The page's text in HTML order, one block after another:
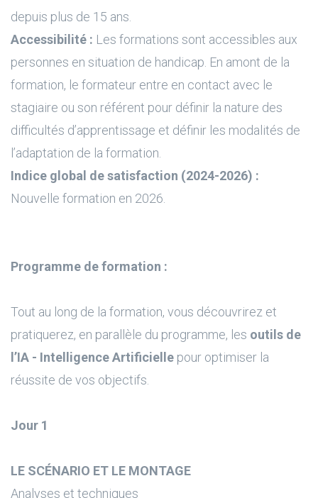
depuis plus de 15 ans.
Accessibilité : Les formations sont accessibles aux
personnes en situation de handicap. En amont de la
formation, le formateur entre en contact avec le
stagiaire ou son référent pour définir la nature des
difficultés d’apprentissage et définir les modalités de
l’adaptation de la formation.
Indice global de satisfaction (2024-2026) :
Nouvelle formation en 2026.
Programme de formation :
Tout au long de la formation, vous découvrirez et
pratiquerez, en parallèle du programme, les outils de
l’IA - Intelligence Artificielle pour optimiser la
réussite de vos objectifs.
Jour 1
LE SCÉNARIO ET LE MONTAGE
Analyses et techniques